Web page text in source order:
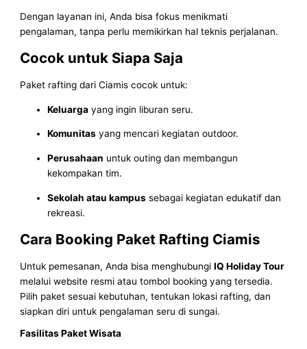
Dengan layanan ini, Anda bisa fokus menikmati
pengalaman, tanpa perlu memikirkan hal teknis perjalanan.
Cocok untuk Siapa Saja
Paket rafting dari Ciamis cocok untuk:
Keluarga yang ingin liburan seru.
Komunitas yang mencari kegiatan outdoor.
Perusahaan untuk outing dan membangun
kekompakan tim.
Sekolah atau kampus sebagai kegiatan edukatif dan
rekreasi.
Cara Booking Paket Rafting Ciamis
Untuk pemesanan, Anda bisa menghubungiIQ Holiday Tour
melalui website resmi atau tombol booking yang tersedia.
Pilih paket sesuai kebutuhan, tentukan lokasi rafting, dan
siapkan diri untuk pengalaman seru di sungai.
Fasilitas Paket Wisata